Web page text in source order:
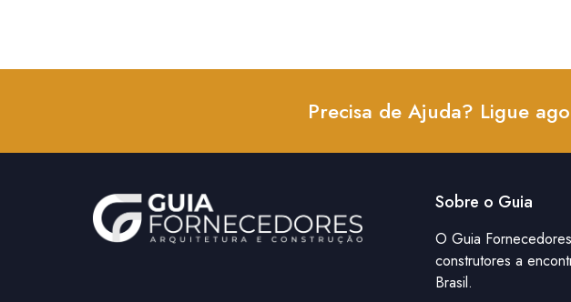
Precisa de Ajuda? Ligue
Sobre o Guia
O Guia
construtores a
Brasil.